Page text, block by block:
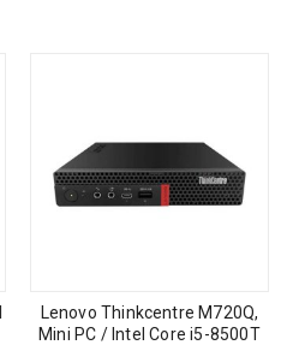
Lenovo Thinkcentre M720Q,
Mini PC / Intel Core i5-8500T